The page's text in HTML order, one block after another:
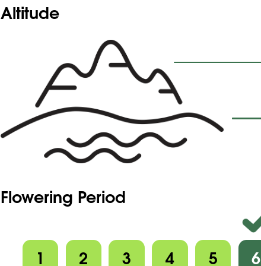
Altitude
Flowering Period
1 2 3 4 5 6